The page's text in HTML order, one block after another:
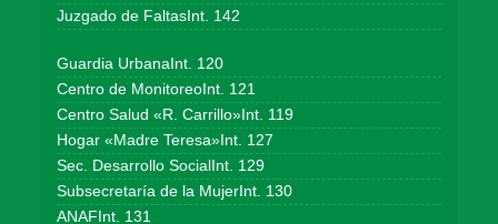
Juzgado de FaltasInt. 142
Guardia UrbanaInt. 120
Centro de MonitoreoInt. 121
Centro Salud «R. Carrillo»Int. 119
Hogar «Madre Teresa»Int. 127
Sec. Desarrollo SocialInt. 129
Subsecretaría de la MujerInt. 130
ANAFInt. 131